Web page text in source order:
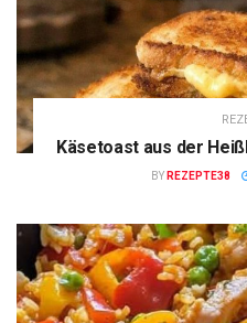
Käsetoast aus der
BY REZEPTE38